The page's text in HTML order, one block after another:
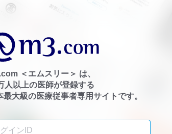
＜エムスリー＞ は、
人以上の医師が登録する
最大級の医療従事者専用サイトです。